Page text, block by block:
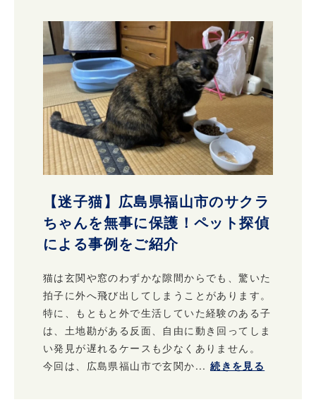
【迷子猫】広島県福山市のサクラ
ちゃんを無事に保護！ペット探偵
による事例をご紹介
猫は玄関や窓のわずかな隙間からでも、驚いた
拍子に外へ飛び出してしまうことがあります。
特に、もともと外で生活していた経験のある子
は、土地勘がある反面、自由に動き回ってしま
い発見が遅れるケースも少なくありません。
今回は、広島県福山市で玄関か...続きを見る